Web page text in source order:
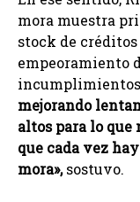
mora muestra
stock de
empeoramiento
mejorando
altos para lo que
que cada vez
mora»,sostuvo.